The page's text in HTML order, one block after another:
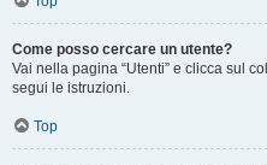
Come posso cercare un utente?
Vai nella pagina “Utenti” e clicca sul
segui le istruzioni.
Top